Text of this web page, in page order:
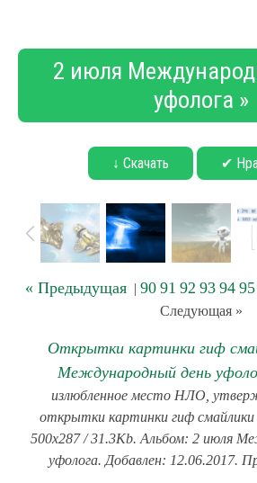
2 июля
уфолога »
↓ Скачать ✔
« Предыдущая| 90 91 92 93 94 95
Следующая »
Открытки картинки гиф
Международный день
излюбленное место НЛО,
открытки картинки гиф смайлики
500x287 / 31.3Kb. Альбом: 2 июля
уфолога. Добавлен: 12.06.2017.